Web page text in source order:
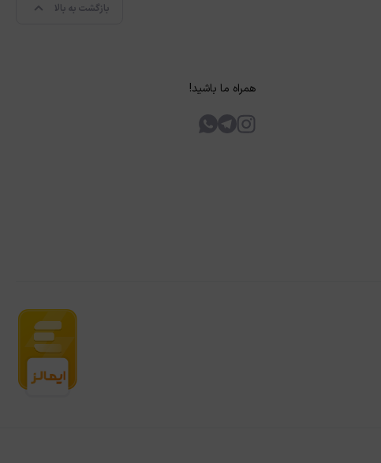
بازگشت به بالا
همراه ما باشید!